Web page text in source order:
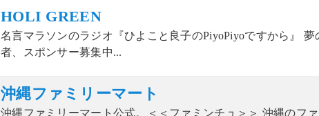
HOLI GREEN
名言マラソンのラジオ『ひよこと良子のPiyoPiyoですから』
者、スポンサー募集中...
沖縄ファミリーマート
沖縄ファミリーマート公式。＜＜ファミンチュ＞＞ 沖縄のフ